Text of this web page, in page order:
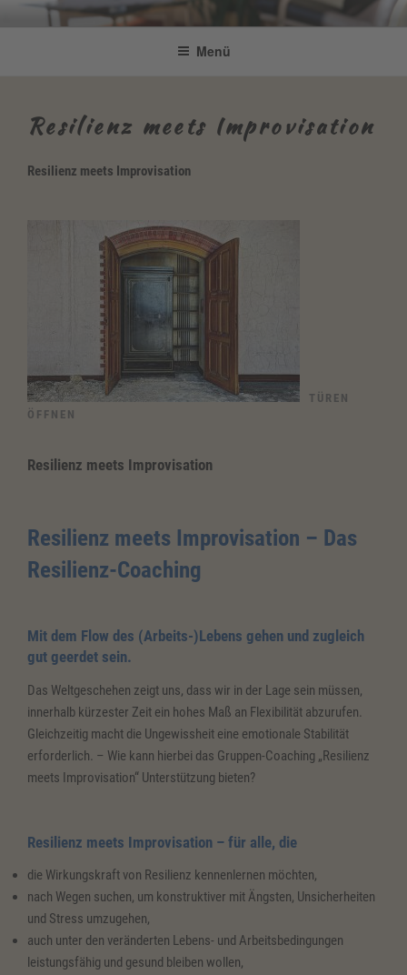
InhaltBe Connected by Bettina Bonkas
Resilienz | Coaching | Englisch +
Menü
Resilienz meets Improvisation
Resilienz meets Improvisation
TÜREN
ÖFFNEN
Resilienz meets Improvisation
Resilienz meets Improvisation – Das
Resilienz-Coaching
Mit dem Flow des (Arbeits-)Lebens gehen und zugleich
gut geerdet sein.
Das Weltgeschehen zeigt uns, dass wir in der Lage sein müssen,
innerhalb kürzester Zeit ein hohes Maß an Flexibilität abzurufen.
Gleichzeitig macht die Ungewissheit eine emotionale Stabilität
erforderlich. – Wie kann hierbei das Gruppen-Coaching „Resilienz
meets Improvisation“ Unterstützung bieten?
Resilienz meets Improvisation – für alle, die
die Wirkungskraft von Resilienz kennenlernen möchten,
nach Wegen suchen, um konstruktiver mit Ängsten, Unsicherheiten
und Stress umzugehen,
auch unter den veränderten Lebens- und Arbeitsbedingungen
leistungsfähig und gesund bleiben wollen,